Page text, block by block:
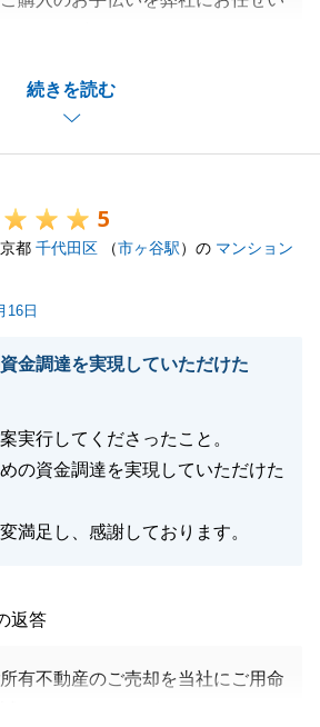
続きを読む
なれることがございましたら、是
頂戴できればと思っております。
願いいたします。
閉じる
5
都 千代田区 （市ヶ谷駅）の マンション
16日
金調達を実現していただけた
実行してくださったこと。
の資金調達を実現していただけた
満足し、感謝しております。
返答
有不動産のご売却を当社にご用命